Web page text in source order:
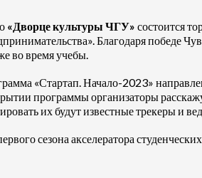
«Дворце культуры ЧГУ» состоится
Благодаря победе
во время учебы.
«Стартап. Начало-2023»
программы организаторы
их будут известные трекеры и
сезона акселератора